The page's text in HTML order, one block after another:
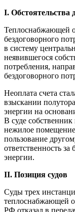
I. Обстоятельства
Теплоснабжающей
бездоговорного
в систему
неявившегося
потребления,
бездоговорного
Неоплата счета
взыскании
энергии на
В суде собственник
нежилое помещение
пользование
ответственность
энергии.
II. Позиция судов
Суды трех
теплоснабжающей
РФ отказал в